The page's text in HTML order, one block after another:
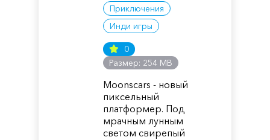
Приключения
Инди игры
0
Размер: 254 MB
Moonscars - новый
пиксельный
платформер. Под
мрачным лунным
светом свирепый